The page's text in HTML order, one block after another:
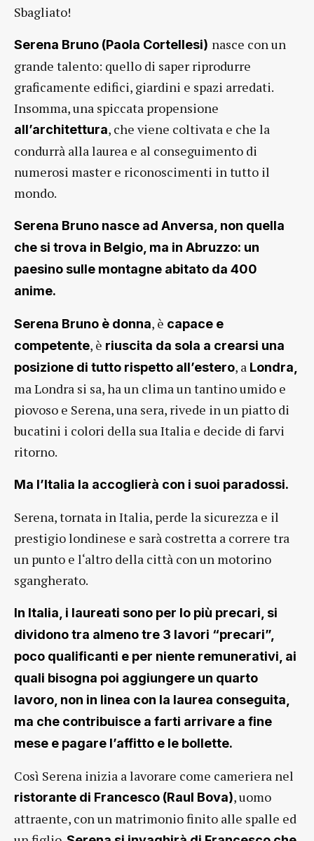
Sbagliato!
Serena Bruno (Paola Cortellesi) nasce con un
grande talento: quello di saper riprodurre
graficamente edifici, giardini e spazi arredati.
Insomma, una spiccata propensione
all’architettura, che viene coltivata e che la
condurrà alla laurea e al conseguimento di
numerosi master e riconoscimenti in tutto il
mondo.
Serena Bruno nasce ad Anversa, non quella
che si trova in Belgio, ma in Abruzzo: un
paesino sulle montagne abitato da 400
anime.
Serena Bruno è donna, è capace e
competente, è riuscita da sola a crearsi una
posizione di tutto rispetto all’estero, a Londra,
ma Londra si sa, ha un clima un tantino umido e
piovoso e Serena, una sera, rivede in un piatto di
bucatini i colori della sua Italia e decide di farvi
ritorno.
Ma l’Italia la accoglierà con i suoi paradossi.
Serena, tornata in Italia, perde la sicurezza e il
prestigio londinese e sarà costretta a correre tra
un punto e l‘altro della città con un motorino
sgangherato.
In Italia, i laureati sono per lo più precari, si
dividono tra almeno tre 3 lavori “precari”,
poco qualificanti e per niente remunerativi, ai
quali bisogna poi aggiungere un quarto
lavoro, non in linea con la laurea conseguita,
ma che contribuisce a farti arrivare a fine
mese e pagare l’affitto e le bollette.
Così Serena inizia a lavorare come cameriera nel
ristorante di Francesco (Raul Bova), uomo
attraente, con un matrimonio finito alle spalle ed